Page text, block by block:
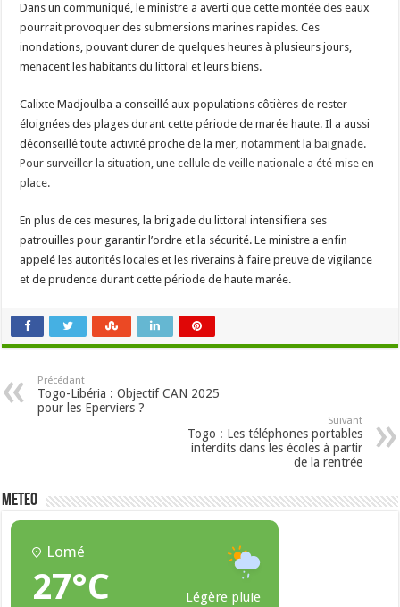
Dans un communiqué, le ministre a averti que cette montée des eaux
pourrait provoquer des submersions marines rapides. Ces
inondations, pouvant durer de quelques heures à plusieurs jours,
menacent les habitants du littoral et leurs biens.
Calixte Madjoulba a conseillé aux populations côtières de rester
éloignées des plages durant cette période de marée haute. Il a aussi
déconseillé toute activité proche de la mer, notamment la baignade.
Pour surveiller la situation, une cellule de veille nationale a été mise en
place.
En plus de ces mesures, la brigade du littoral intensifiera ses
patrouilles pour garantir l’ordre et la sécurité. Le ministre a enfin
appelé les autorités locales et les riverains à faire preuve de vigilance
et de prudence durant cette période de haute marée.
Précédant
Togo-Libéria : Objectif CAN 2025
pour les Eperviers ?
Suivant
Togo : Les téléphones portables
interdits dans les écoles à partir
de la rentrée
METEO
Lomé
27°C Légère pluie